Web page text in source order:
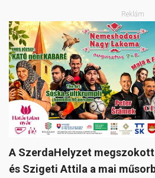
Reklám
A SzerdaHelyzet
és Szigeti Attila a mai